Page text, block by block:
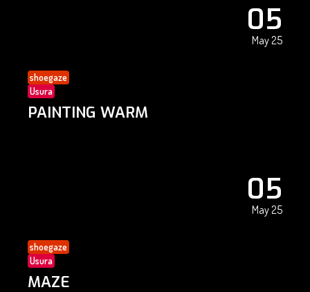
05
May 25
shoegaze
Usura
PAINTING WARM
05
May 25
shoegaze
Usura
MAZE